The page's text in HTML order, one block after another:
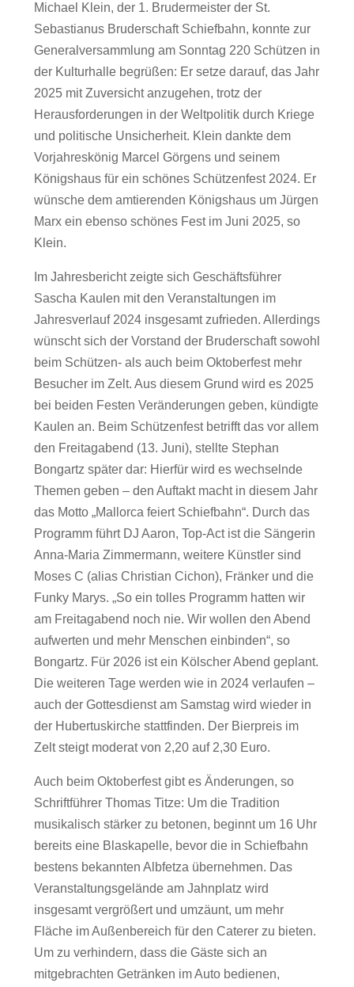
Michael Klein, der 1. Brudermeister der St.
Sebastianus Bruderschaft Schiefbahn, konnte zur
Generalversammlung am Sonntag 220 Schützen in
der Kulturhalle begrüßen: Er setze darauf, das Jahr
2025 mit Zuversicht anzugehen, trotz der
Herausforderungen in der Weltpolitik durch Kriege
und politische Unsicherheit. Klein dankte dem
Vorjahreskönig Marcel Görgens und seinem
Königshaus für ein schönes Schützenfest 2024. Er
wünsche dem amtierenden Königshaus um Jürgen
Marx ein ebenso schönes Fest im Juni 2025, so
Klein.
Im Jahresbericht zeigte sich Geschäftsführer
Sascha Kaulen mit den Veranstaltungen im
Jahresverlauf 2024 insgesamt zufrieden. Allerdings
wünscht sich der Vorstand der Bruderschaft sowohl
beim Schützen- als auch beim Oktoberfest mehr
Besucher im Zelt. Aus diesem Grund wird es 2025
bei beiden Festen Veränderungen geben, kündigte
Kaulen an. Beim Schützenfest betrifft das vor allem
den Freitagabend (13. Juni), stellte Stephan
Bongartz später dar: Hierfür wird es wechselnde
Themen geben – den Auftakt macht in diesem Jahr
das Motto „Mallorca feiert Schiefbahn“. Durch das
Programm führt DJ Aaron, Top-Act ist die Sängerin
Anna-Maria Zimmermann, weitere Künstler sind
Moses C (alias Christian Cichon), Fränker und die
Funky Marys. „So ein tolles Programm hatten wir
am Freitagabend noch nie. Wir wollen den Abend
aufwerten und mehr Menschen einbinden“, so
Bongartz. Für 2026 ist ein Kölscher Abend geplant.
Die weiteren Tage werden wie in 2024 verlaufen –
auch der Gottesdienst am Samstag wird wieder in
der Hubertuskirche stattfinden. Der Bierpreis im
Zelt steigt moderat von 2,20 auf 2,30 Euro.
Auch beim Oktoberfest gibt es Änderungen, so
Schriftführer Thomas Titze: Um die Tradition
musikalisch stärker zu betonen, beginnt um 16 Uhr
bereits eine Blaskapelle, bevor die in Schiefbahn
bestens bekannten Albfetza übernehmen. Das
Veranstaltungsgelände am Jahnplatz wird
insgesamt vergrößert und umzäunt, um mehr
Fläche im Außenbereich für den Caterer zu bieten.
Um zu verhindern, dass die Gäste sich an
mitgebrachten Getränken im Auto bedienen,